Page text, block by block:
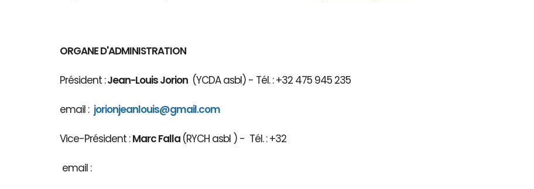
ORGANE D'ADMINISTRATION
Président :Jean-Louis Jorion (YCDA asbl) - Tél. : +32 475 945 235
email : jorionjeanlouis@gmail.com
Vice-Président :Marc Falla (RYCH asbl ) - Tél. : +32
email :